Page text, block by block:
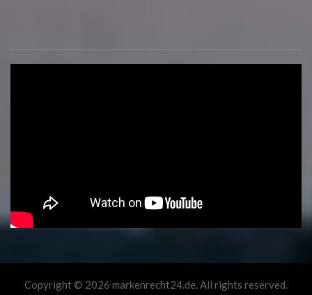
Copyright © 2026 markenrecht24.de. All rights reserved.